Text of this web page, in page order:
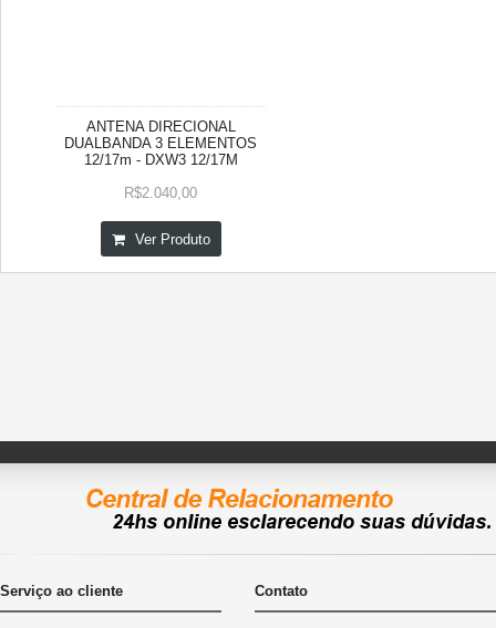
ANTENA DIRECIONAL
DUALBANDA 3 ELEMENTOS
12/17m - DXW3 12/17M
R$2.040,00
Ver Produto
Serviço ao cliente Contato